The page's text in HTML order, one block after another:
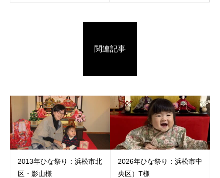
関連記事
2013年ひな祭り：浜松市北
区・影山様
2026年ひな祭り：浜松市中
央区）T様